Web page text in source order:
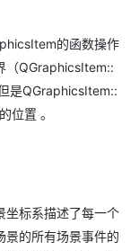
的函数操作
（QGraphicsItem::
是QGraphicsItem::
位置 。
坐标系描述了每一个
景的所有场景事件的